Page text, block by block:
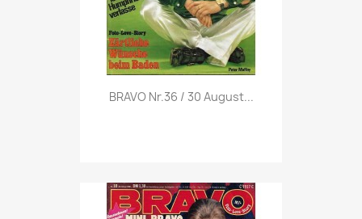
Vorschau
BRAVO Nr.36 / 30 August...